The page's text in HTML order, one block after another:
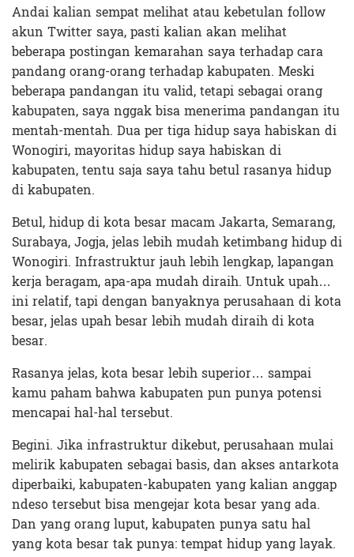
Andai kalian sempat melihat atau kebetulan follow
akun Twitter saya, pasti kalian akan melihat
beberapa postingan kemarahan saya terhadap cara
pandang orang-orang terhadap kabupaten. Meski
beberapa pandangan itu valid, tetapi sebagai orang
kabupaten, saya nggak bisa menerima pandangan itu
mentah-mentah. Dua per tiga hidup saya habiskan di
Wonogiri, mayoritas hidup saya habiskan di
kabupaten, tentu saja saya tahu betul rasanya hidup
di kabupaten.
Betul, hidup di kota besar macam Jakarta, Semarang,
Surabaya, Jogja, jelas lebih mudah ketimbang hidup di
Wonogiri. Infrastruktur jauh lebih lengkap, lapangan
kerja beragam, apa-apa mudah diraih. Untuk upah…
ini relatif, tapi dengan banyaknya perusahaan di kota
besar, jelas upah besar lebih mudah diraih di kota
besar.
Rasanya jelas, kota besar lebih superior… sampai
kamu paham bahwa kabupaten pun punya potensi
mencapai hal-hal tersebut.
Begini. Jika infrastruktur dikebut, perusahaan mulai
melirik kabupaten sebagai basis, dan akses antarkota
diperbaiki, kabupaten-kabupaten yang kalian anggap
ndeso tersebut bisa mengejar kota besar yang ada.
Dan yang orang luput, kabupaten punya satu hal
yang kota besar tak punya: tempat hidup yang layak.